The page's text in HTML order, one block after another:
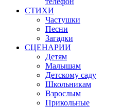
СТИХИ
Частушки
Песни
Загадки
СЦЕНАРИИ
Детям
Малышам
Детскому саду
Школьникам
Взрослым
Прикольные